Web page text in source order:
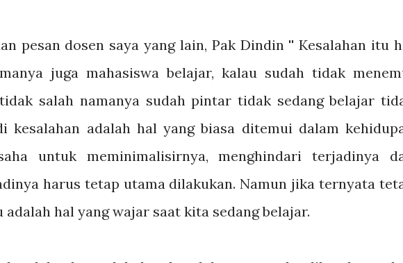
dosen saya yang lain, Pak Dindin '' Kesalahan itu
juga mahasiswa belajar, kalau sudah tidak
salah namanya sudah pintar tidak sedang belajar
kesalahan adalah hal yang biasa ditemui dalam
untuk meminimalisirnya, menghindari terjadinya
harus tetap utama dilakukan. Namun jika ternyata
hal yang wajar saat kita sedang belajar.